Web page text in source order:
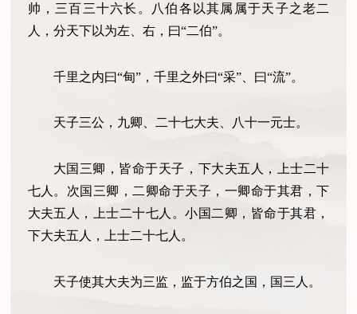
帅，三百三十六长。八伯各以其属属于天子之老二
人，分天下以为左、右，曰“二伯”。
千里之内曰“甸”，千里之外曰“采”、曰“流”。
天子三公，九卿、二十七大夫、八十一元士。
大国三卿，皆命于天子，下大夫五人，上士二十
七人。次国三卿，二卿命于天子，一卿命于其君，下
大夫五人，上士二十七人。小国二卿，皆命于其君，
下大夫五人，上士二十七人。
天子使其大夫为三监，监于方伯之国，国三人。